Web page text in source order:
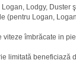
Lodgy, Duster
(pentru Logan,
îmbrăcate in
limitată beneficiază